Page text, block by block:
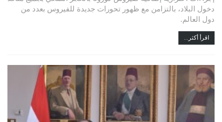
دخول البلاد، بالتزامن مع ظهور تحورات جديدة للفيروس بعدد من
دول العالم.
اقرأ أكثر...